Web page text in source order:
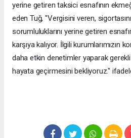
yerine getiren taksici esnafının
eden Tuğ, "Vergisini veren,
sorumluluklarını yerine getiren
karşıya kalıyor. İlgili kurumlarımızın
daha etkin denetimler yaparak
hayata geçirmesini bekliyoruz."